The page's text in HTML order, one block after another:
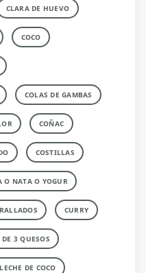
CLARA DE HUEVO
COCO
COLAS DE GAMBAS
COÑAC
COSTILLAS
O NATA O YOGUR
CURRY
DE 3 QUESOS
DE COCO